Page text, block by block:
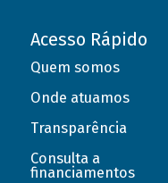
Acesso Rápido
Quem somos
Onde atuamos
Transparência
Consulta a
financiamentos